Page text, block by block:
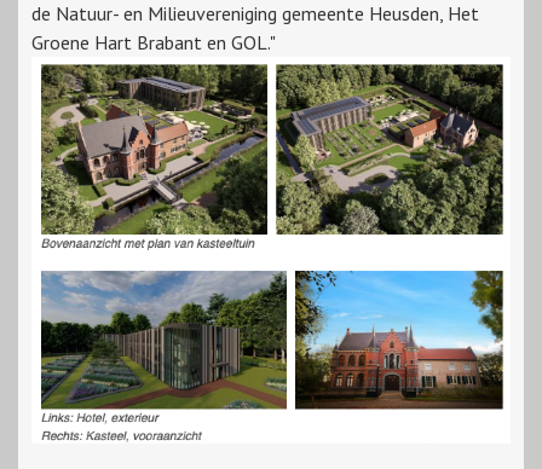
de Natuur- en Milieuvereniging gemeente Heusden, Het
Groene Hart Brabant en GOL."